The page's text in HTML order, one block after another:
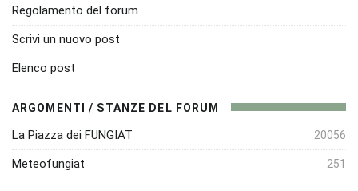
Regolamento del forum
Scrivi un nuovo post
Elenco post
ARGOMENTI / STANZE DEL FORUM
La Piazza dei FUNGIAT 20056
Meteofungiat 251